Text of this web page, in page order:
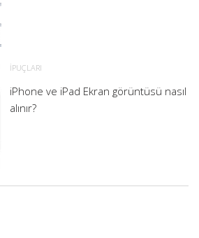
İPUÇLARI
iPhone ve iPad Ekran görüntüsü nasıl
alınır?